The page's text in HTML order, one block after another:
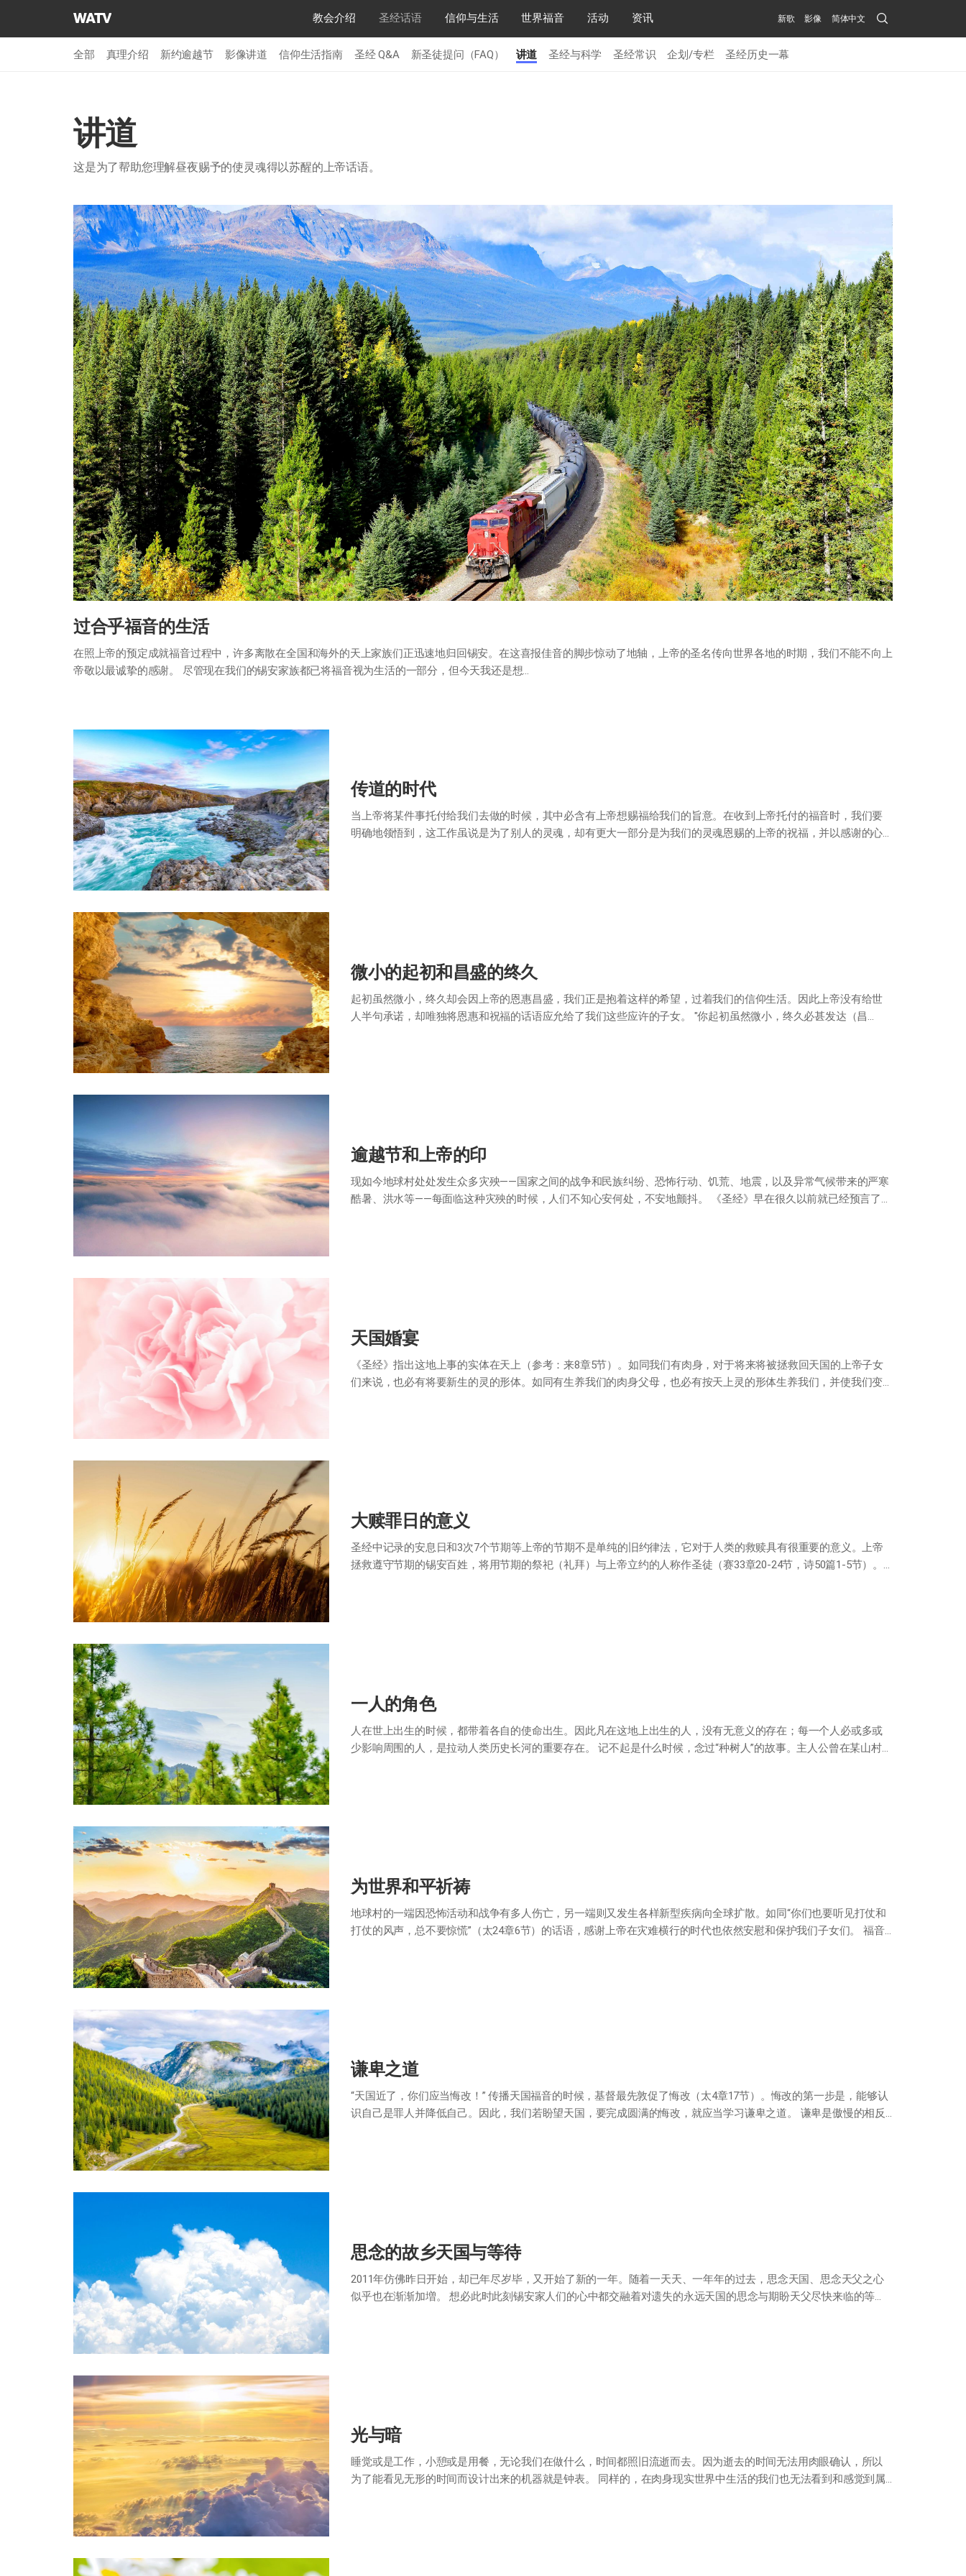
上
的
界
福
宣
协
会
教会介绍 圣经话语 信仰与生活 世界福音 活动 资讯 新歌 影像 简体中文 Search
Submit
全部 真理介绍 新约逾越节 影像讲道 信仰生活指南 圣经 Q&A 新圣徒提问（FAQ） 讲道 圣经与科学 圣经常识 企划/专栏 圣经历史一幕
讲道
这是为了帮助您理解昼夜赐予的使灵魂得以苏醒的上帝话语。
过合乎福音的生活
在照上帝的预定成就福音过程中，许多离散在全国和海外的天上家族们正迅速地归回锡安。在这喜报佳音的脚步惊动了地轴，上帝的圣名传向世界各地的时期，我们不能不向上
帝敬以最诚挚的感谢。 尽管现在我们的锡安家族都已将福音视为生活的一部分，但今天我还是想…
传道的时代
当上帝将某件事托付给我们去做的时候，其中必含有上帝想赐福给我们的旨意。在收到上帝托付的福音时，我们要
明确地领悟到，这工作虽说是为了别人的灵魂，却有更大一部分是为我们的灵魂恩赐的上帝的祝福，并以感谢的心
微小的起初和昌盛的终久
起初虽然微小，终久却会因上帝的恩惠昌盛，我们正是抱着这样的希望，过着我们的信仰生活。因此上帝没有给世
人半句承诺，却唯独将恩惠和祝福的话语应允给了我们这些应许的子女。 "你起初虽然微小，终久必甚发达（昌
逾越节和上帝的印
现如今地球村处处发生众多灾殃——国家之间的战争和民族纠纷、恐怖行动、饥荒、地震，以及异常气候带来的严寒
酷暑、洪水等——每面临这种灾殃的时候，人们不知心安何处，不安地颤抖。 《圣经》早在很久以前就已经预言了未
天国婚宴
《圣经》指出这地上事的实体在天上（参考：来8章5节）。如同我们有肉身，对于将来将被拯救回天国的上帝子女
们来说，也必有将要新生的灵的形体。如同有生养我们的肉身父母，也必有按天上灵的形体生养我们，并使我们变
大赎罪日的意义
圣经中记录的安息日和3次7个节期等上帝的节期不是单纯的旧约律法，它对于人类的救赎具有很重要的意义。上帝
拯救遵守节期的锡安百姓，将用节期的祭祀（礼拜）与上帝立约的人称作圣徒（赛33章20-24节，诗50篇1-5节）。
一人的角色
人在世上出生的时候，都带着各自的使命出生。因此凡在这地上出生的人，没有无意义的存在；每一个人必或多或
少影响周围的人，是拉动人类历史长河的重要存在。 记不起是什么时候，念过“种树人”的故事。主人公曾在某山村的
为世界和平祈祷
地球村的一端因恐怖活动和战争有多人伤亡，另一端则又发生各样新型疾病向全球扩散。如同“你们也要听见打仗和
打仗的风声，总不要惊慌”（太24章6节）的话语，感谢上帝在灾难横行的时代也依然安慰和保护我们子女们。 福音
谦卑之道
“天国近了，你们应当悔改！”­­ 传播天国福音的时候，基督最先敦促了悔改（太4章17节）。悔改的第一步是，能够认
识自己是罪人并降低自己。因此，我们若盼望天国，要完成圆满的悔改，就应当学习谦卑之道。 谦卑是傲慢的相反
思念的故乡天国与等待
2011年仿佛昨日开始，却已年尽岁毕，又开始了新的一年。随着一天天、一年年的过去，思念天国、思念天父之心
似乎也在渐渐加増。 想必此时此刻锡安家人们的心中都交融着对遗失的永远天国的思念与期盼天父尽快来临的等
光与暗
睡觉或是工作，小憩或是用餐，无论我们在做什么，时间都照旧流逝而去。因为逝去的时间无法用肉眼确认，所以
为了能看见无形的时间而设计出来的机器就是钟表。 同样的，在肉身现实世界中生活的我们也无法看到和感觉到属